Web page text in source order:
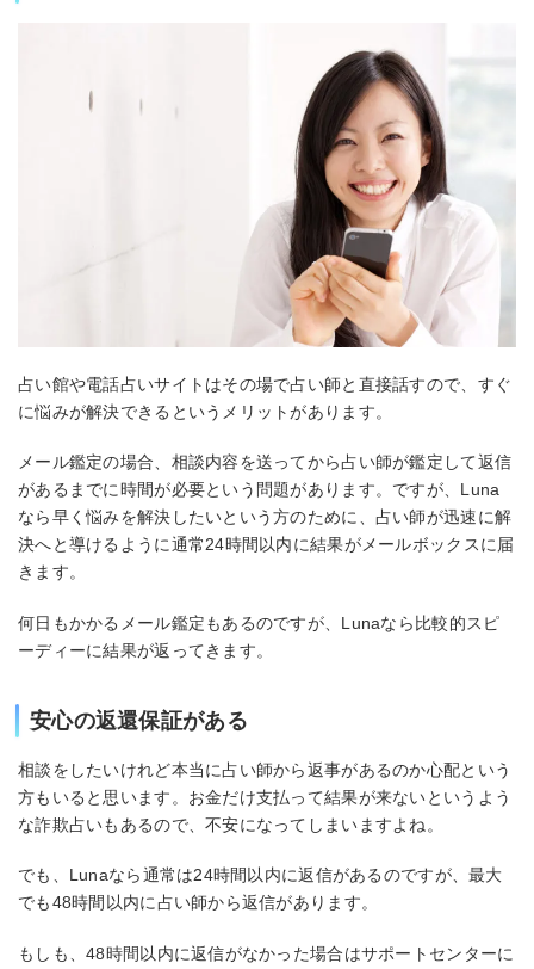
占い館や電話占いサイトはその場で占い師と直接話すので、すぐ
に悩みが解決できるというメリットがあります。
メール鑑定の場合、相談内容を送ってから占い師が鑑定して返信
があるまでに時間が必要という問題があります。ですが、Luna
なら早く悩みを解決したいという方のために、占い師が迅速に解
決へと導けるように通常24時間以内に結果がメールボックスに届
きます。
何日もかかるメール鑑定もあるのですが、Lunaなら比較的スピ
ーディーに結果が返ってきます。
安心の返還保証がある
相談をしたいけれど本当に占い師から返事があるのか心配という
方もいると思います。お金だけ支払って結果が来ないというよう
な詐欺占いもあるので、不安になってしまいますよね。
でも、Lunaなら通常は24時間以内に返信があるのですが、最大
でも48時間以内に占い師から返信があります。
もしも、48時間以内に返信がなかった場合はサポートセンターに